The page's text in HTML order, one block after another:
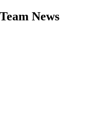
Team News